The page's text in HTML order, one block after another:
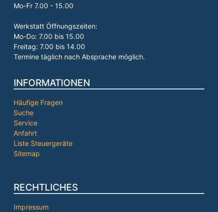
Mo-Fr 7.00 - 15.00
Werkstatt Öffnungszeiten:
Mo-Do: 7.00 bis 15.00
Freitag: 7.00 bis 14.00
Termine täglich nach Absprache möglich.
INFORMATIONEN
Häufige Fragen
Suche
Service
Anfahrt
Liste Steuergeräte
Sitemap
RECHTLICHES
Impressum